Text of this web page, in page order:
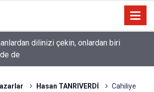
dilinizi çekin, onlardan biri
de
Hasan TANRIVERDİ
Cahiliye